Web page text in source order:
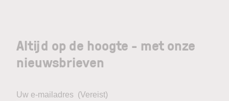
Altijd op de hoogte - met onze
nieuwsbrieven
Uw e-mailadres (Vereist)